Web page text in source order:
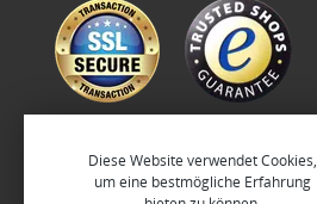
Diese Website verwendet Cookies,
um eine bestmögliche Erfahrung